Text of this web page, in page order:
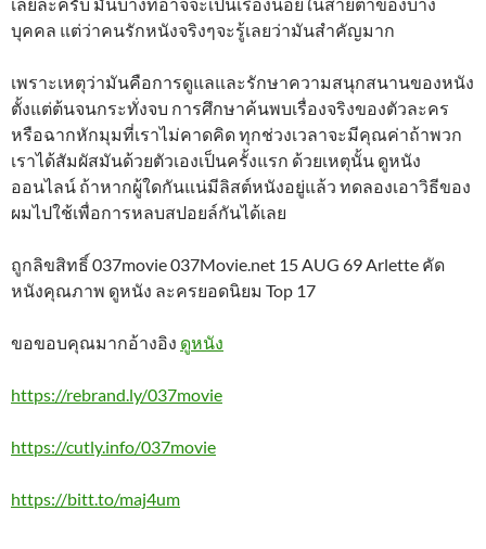
บุคคล แต่ว่าคนรักหนังจริงๆจะรู้เลยว่ามันสำคัญมาก
เพราะเหตุว่ามันคือการดูแลและรักษาความสนุกสนานของหนัง
ตั้งแต่ต้นจนกระทั่งจบ การศึกษาค้นพบเรื่องจริงของตัวละคร
หรือฉากหักมุมที่เราไม่คาดคิด ทุกช่วงเวลาจะมีคุณค่าถ้าพวก
เราได้สัมผัสมันด้วยตัวเองเป็นครั้งแรก ด้วยเหตุนั้น ดูหนัง
ออนไลน์ ถ้าหากผู้ใดกันแน่มีลิสต์หนังอยู่แล้ว ทดลองเอาวิธีของ
ผมไปใช้เพื่อการหลบสปอยล์กันได้เลย
ถูกลิขสิทธิ์ 037movie 037Movie.net 15 AUG 69 Arlette คัด
หนังคุณภาพ ดูหนัง ละครยอดนิยม Top 17
ขอขอบคุณมากอ้างอิง ดูหนัง
https://rebrand.ly/037movie
https://cutly.info/037movie
https://bitt.to/maj4um